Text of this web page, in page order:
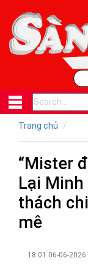
Trang chủ
“Mister
Lại
thách
mê
18:01 06-06-2026